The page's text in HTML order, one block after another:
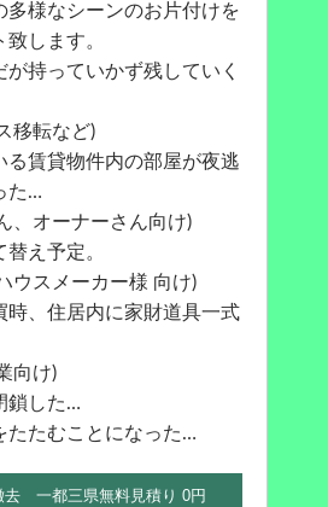
多様なシーンのお片付けを
します。
持っていかず残していく
転など)
賃貸物件内の部屋が夜逃
た…
ーナーさん向け)
え予定。
メーカー様 向け)
、住居内に家財道具一式
け)
した…
たむことになった…
去 一都三県無料見積り 0円